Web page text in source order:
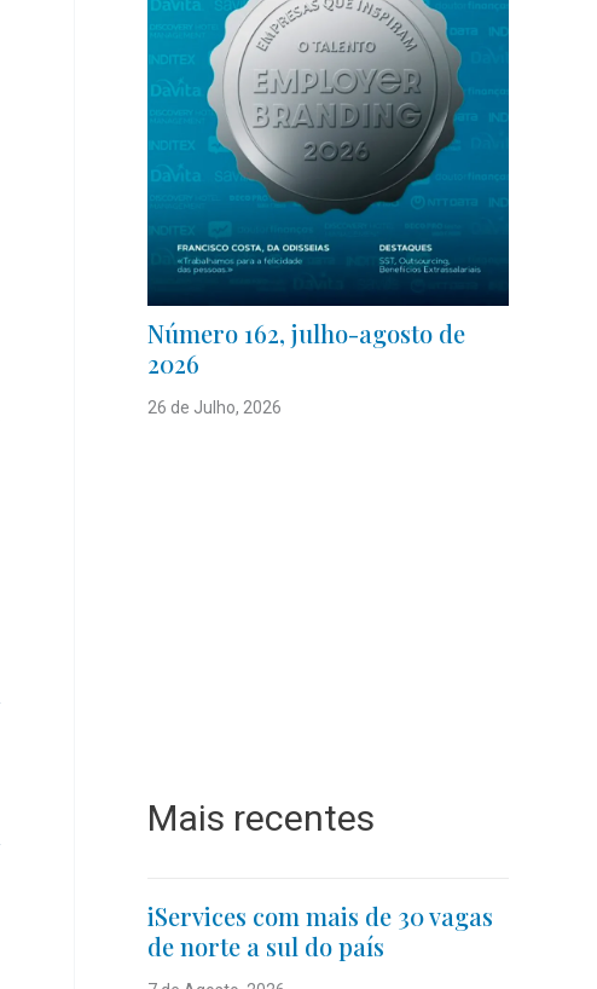
Número 162, julho-agosto de
2026
26 de Julho, 2026
Mais recentes
iServices com mais de 30 vagas
de norte a sul do país